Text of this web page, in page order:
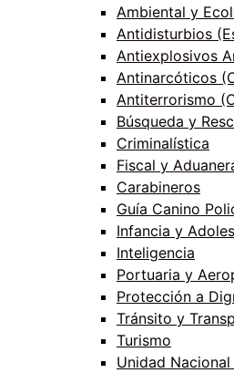
Ambiental y
Antidisturbios
Antiexplosivos
Antinarcóticos
Antiterrorismo
Búsqueda y
Criminalística
Fiscal y
Carabineros
Guía Canino
Infancia y
Inteligencia
Portuaria y
Protección a
Tránsito y
Turismo
Unidad